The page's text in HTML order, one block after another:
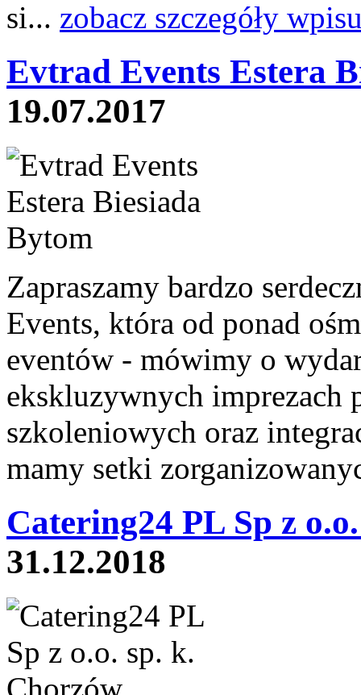
si... zobacz szczegóły
Evtrad Events Estera
19.07.2017
Zapraszamy bardzo
Events, która od ponad
eventów - mówimy o
ekskluzywnych imprezach
szkoleniowych oraz
mamy setki
Catering24 PL Sp z
31.12.2018